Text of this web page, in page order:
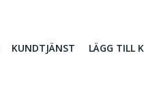
KUNDTJÄNST LÄGG TILL